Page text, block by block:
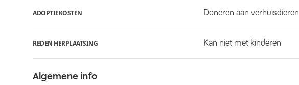
ADOPTIEKOSTEN Doneren aan verhuisdieren
REDEN HERPLAATSING Kan niet met kinderen
Algemene info